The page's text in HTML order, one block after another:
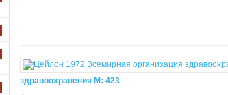
здравоохранения М: 423
..